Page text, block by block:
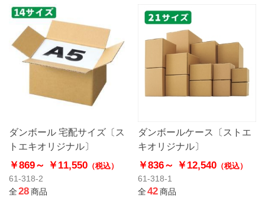
ダンボール 宅配サイズ〔ス
トエキオリジナル〕
￥869～ ￥11,550 （税込）
61-318-2
全28商品
ダンボールケース〔ストエ
キオリジナル〕
￥836～ ￥12,540（税込）
61-318-1
全42商品